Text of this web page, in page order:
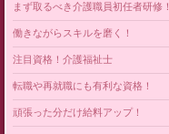
まず取るべき介護職員初任者研修！
働きながらスキルを磨く！
注目資格！介護福祉士
転職や再就職にも有利な資格！
頑張った分だけ給料アップ！